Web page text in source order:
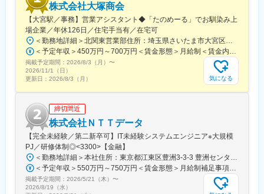
株式会社大塚商会
【大宮駅／事務】営業アシスタント◆「たのめーる」でお馴染み上
場企業／年休126日／住宅手当有／在宅可
掲載予定期間： 2026/8/3（月） 〜
2026/11/1（日）
更新日： 2026/8/3（月） 気になる
締切間近
株式会社ＮＴＴデータ
【完全未経験／第二新卒可】IT未経験システムエンジニア※大規模
PJ／研修体制◎<3300>【金融】
掲載予定期間： 2026/5/21（木） 〜
2026/8/19（水）